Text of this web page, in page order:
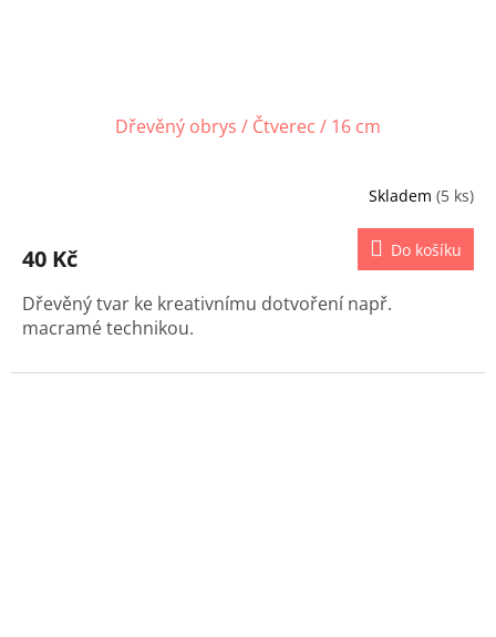
Dřevěný obrys / Čtverec / 16 cm
Skladem (5 ks)
40 Kč Do košíku
Dřevěný tvar ke kreativnímu dotvoření např.
macramé technikou.